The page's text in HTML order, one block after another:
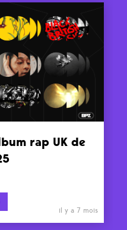
rap UK de
il y a 7 mois